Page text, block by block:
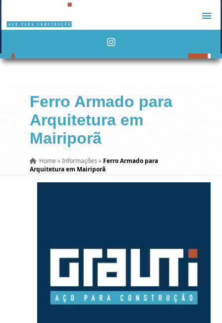
Ferro Armado para
Arquitetura em
Mairiporã
Home »Informações » Ferro Armado para
Arquitetura em Mairiporã